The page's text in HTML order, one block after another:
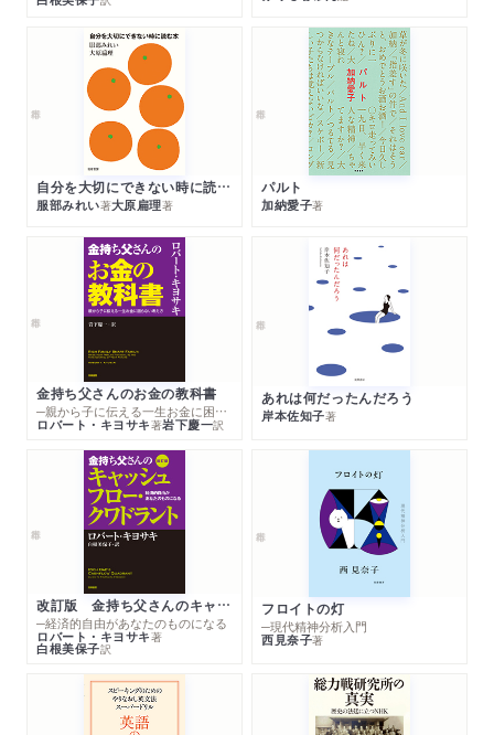
自分を大切にできない時に読む本
服部みれい著大原扁理著
パルト
加納愛子著
金持ち父さんのお金の教科書
─親から子に伝える一生お金に困らない考え方
ロバート・キヨサキ著岩下慶一訳
あれは何だったんだろう
岸本佐知子著
改訂版 金持ち父さんのキャッシュフロー・クワドラント
─経済的自由があなたのものになる
ロバート・キヨサキ著
白根美保子訳
フロイトの灯
─現代精神分析入門
西見奈子著